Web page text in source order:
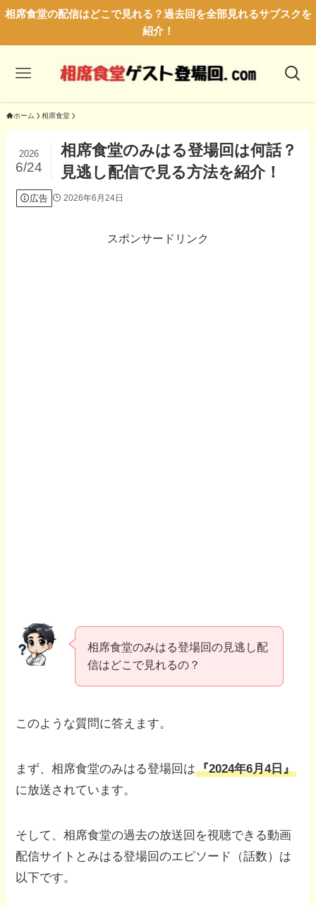
相席食堂の配信はどこで見れる？過去回を全部見れるサブスクを
紹介！
ホーム 相席食堂
相席食堂のみはる登場回は何話？
見逃し配信で見る方法を紹介！
2026
6/24
広告 2026年6月24日
スポンサードリンク
相席食堂のみはる登場回の見逃し配
信はどこで見れるの？
このような質問に答えます。
まず、相席食堂のみはる登場回は『2024年6月4日』
に放送されています。
そして、相席食堂の過去の放送回を視聴できる動画
配信サイトとみはる登場回のエピソード（話数）は
以下です。